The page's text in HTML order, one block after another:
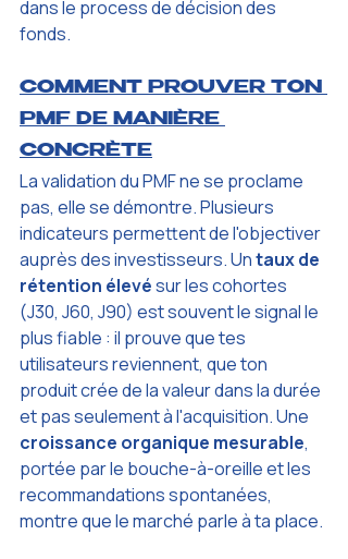
dans le process de décision des
fonds.
COMMENT PROUVER TON
PMF DE MANIÈRE
CONCRÈTE
La validation du PMF ne se proclame
pas, elle se démontre. Plusieurs
indicateurs permettent de l'objectiver
auprès des investisseurs. Un taux de
rétention élevé sur les cohortes
(J30, J60, J90) est souvent le signal le
plus fiable : il prouve que tes
utilisateurs reviennent, que ton
produit crée de la valeur dans la durée
et pas seulement à l'acquisition. Une
croissance organique mesurable,
portée par le bouche-à-oreille et les
recommandations spontanées,
montre que le marché parle à ta place.